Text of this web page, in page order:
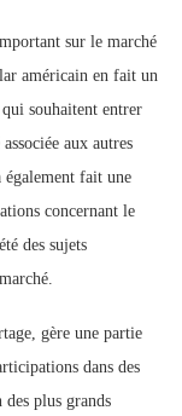
sur le marché
américain en fait un
souhaitent entrer
aux autres
également fait une
concernant le
des sujets
gère une partie
dans des
plus grands